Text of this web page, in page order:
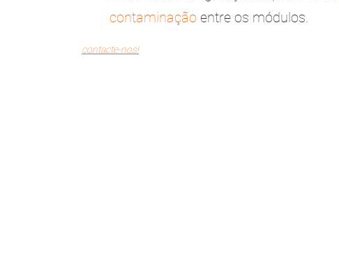
contaminação entre os módulos.
contacte-nos!